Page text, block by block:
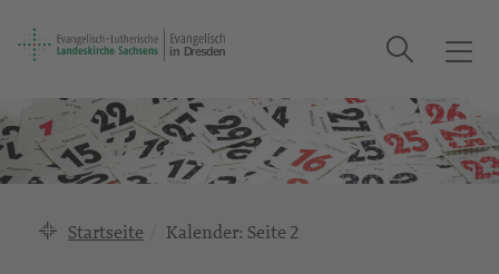
T
g
g
l
Suche
Startseite Kalender: Seite 2